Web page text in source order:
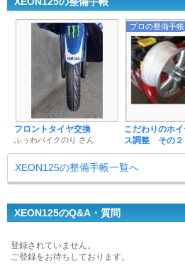
フロントタイヤ交換
ふぅわバイクのり さん
プロの整備手帳
こだわりのホ
ス調整 その２
XEON125の整備手帳一覧へ
XEON125のQ&A・質問
登録されていません。
ご登録をお待ちしております。